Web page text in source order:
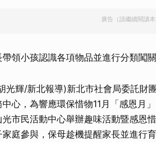
廣告（請繼續閱讀本
領小孩認識各項物品並進行分類闖關
光輝/新北報導)新北市社會局委託財
心，為響應環保惜物11月「感恩月
市民活動中心舉辦趣味活動暨感恩
庭參與，保母趁機提醒家長並進行育